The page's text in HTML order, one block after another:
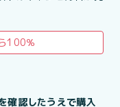
100％
確認したうえで購入